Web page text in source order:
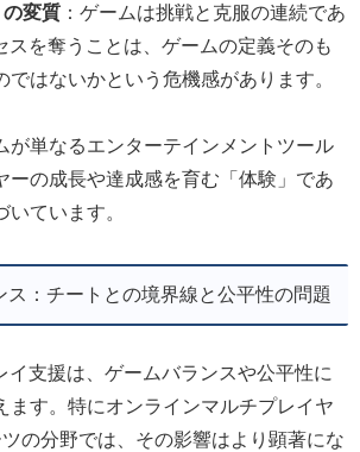
変質 ：ゲームは挑戦と克服の連続であ
スを奪うことは、ゲームの定義そのも
ではないかという危機感があります。
が単なるエンターテインメントツール
ーの成長や達成感を育む「体験」であ
いています。
ス：チートとの境界線と公平性の問題
イ支援は、ゲームバランスや公平性に
ます。特にオンラインマルチプレイヤ
の分野では、その影響はより顕著にな